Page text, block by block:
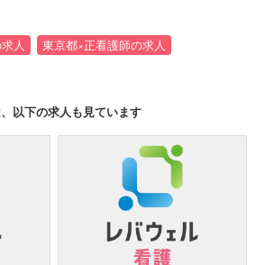
人
東京都×正看護師の求人
以下の求人も見ています